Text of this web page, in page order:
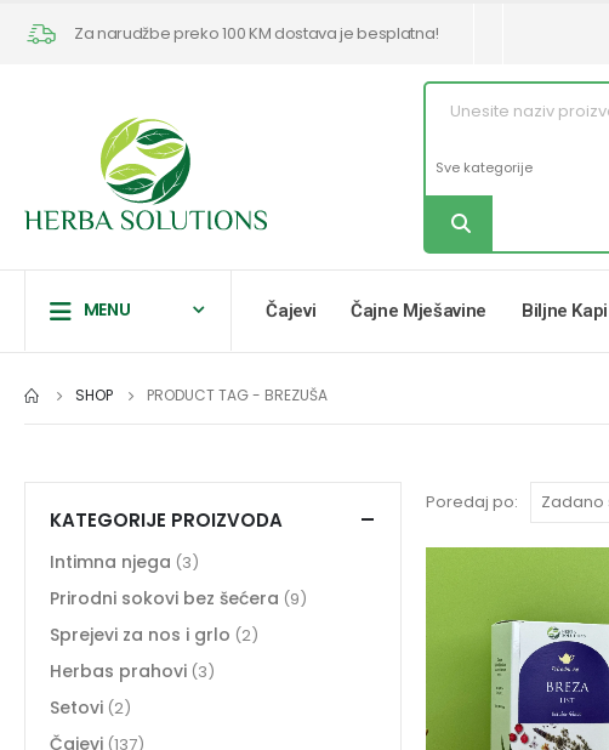
Za narudžbe preko 100 KM dostava je besplatna!
MENU Čajevi Čajne Mješavine Biljne Kapi
SHOP PRODUCT TAG - BREZUŠA
Poredaj po:
KATEGORIJE PROIZVODA
Intimna njega (3)
Prirodni sokovi bez šećera (9)
Sprejevi za nos i grlo (2)
Herbas prahovi (3)
Setovi (2)
Čajevi (137)